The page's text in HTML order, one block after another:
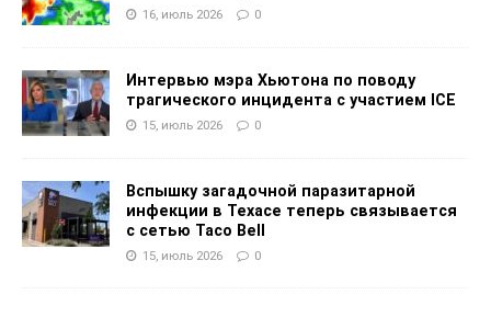
16, июль 2026 0
Интервью мэра Хьютона по поводу
трагического инцидента с участием ICE
15, июль 2026 0
Вспышку загадочной паразитарной
инфекции в Техасе теперь связывается
с сетью Taco Bell
15, июль 2026 0